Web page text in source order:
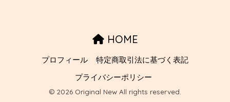
HOME
プロフィール 特定商取引法に基づく表記
プライバシーポリシー
© 2026 Original New All rights reserved.